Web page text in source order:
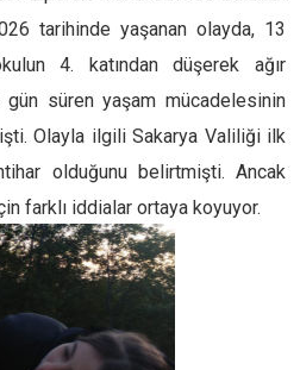
tarihinde yaşanan olayda, 13
4. katından düşerek ağır
gün süren yaşam mücadelesinin
Olayla ilgili Sakarya Valiliği ilk
olduğunu belirtmişti. Ancak
farklı iddialar ortaya koyuyor.